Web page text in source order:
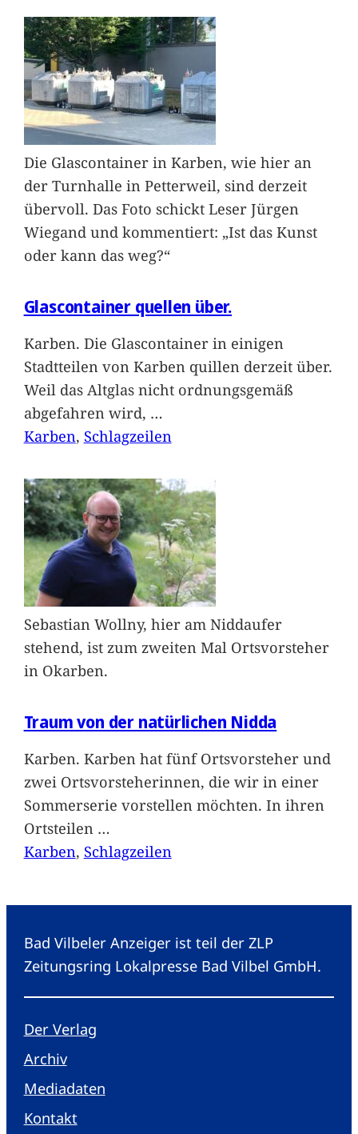
Die Glascontainer in Karben, wie hier an
der Turnhalle in Petterweil, sind derzeit
übervoll. Das Foto schickt Leser Jürgen
Wiegand und kommentiert: „Ist das Kunst
oder kann das weg?“
Glascontainer quellen über.
Karben. Die Glascontainer in einigen
Stadtteilen von Karben quillen derzeit über.
Weil das Altglas nicht ordnungsgemäß
abgefahren wird, …
Karben, Schlagzeilen
Sebastian Wollny, hier am Niddaufer
stehend, ist zum zweiten Mal Ortsvorsteher
in Okarben.
Traum von der natürlichen Nidda
Karben. Karben hat fünf Ortsvorsteher und
zwei Ortsvorsteherinnen, die wir in einer
Sommerserie vorstellen möchten. In ihren
Ortsteilen …
Karben, Schlagzeilen
Bad Vilbeler Anzeiger ist teil der ZLP
Zeitungsring Lokalpresse Bad Vilbel GmbH.
Der Verlag
Archiv
Mediadaten
Kontakt